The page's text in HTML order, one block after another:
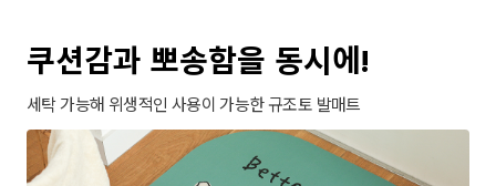
쿠션감과 뽀송함을 동시에!
세탁 가능해 위생적인 사용이 가능한 규조토 발매트